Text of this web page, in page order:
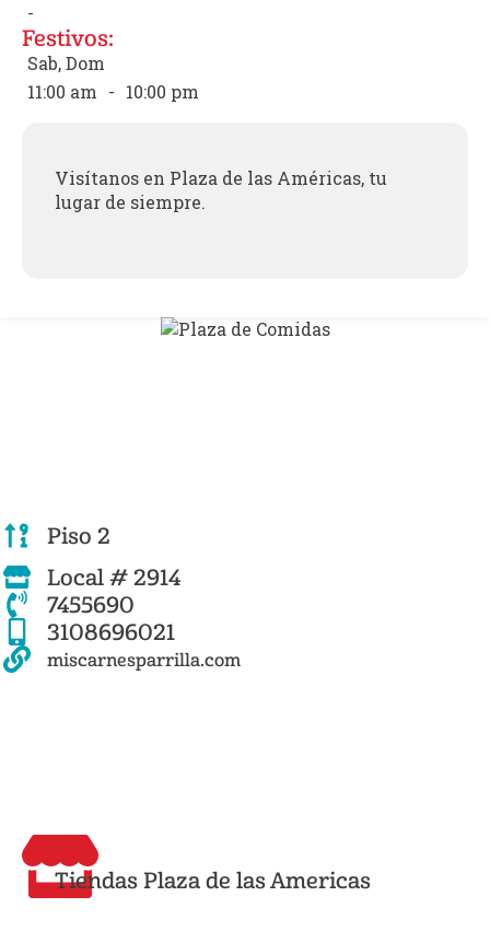
-
Festivos:
Sab, Dom
11:00 am - 10:00 pm
Visítanos en Plaza de las Américas, tu
lugar de siempre.
Piso 2
Local # 2914
7455690
3108696021
miscarnesparrilla.com
Tiendas Plaza de las Americas